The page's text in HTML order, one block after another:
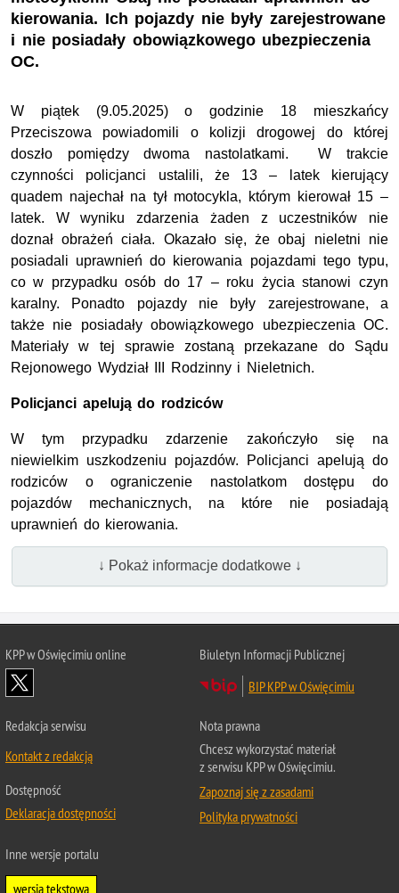
kierowania. Ich pojazdy nie były zarejestrowane
i nie posiadały obowiązkowego ubezpieczenia
OC.
W piątek (9.05.2025) o godzinie 18 mieszkańcy
Przeciszowa powiadomili o kolizji drogowej do której
doszło pomiędzy dwoma nastolatkami. W trakcie
czynności policjanci ustalili, że 13 – latek kierujący
quadem najechał na tył motocykla, którym kierował 15 –
latek. W wyniku zdarzenia żaden z uczestników nie
doznał obrażeń ciała. Okazało się, że obaj nieletni nie
posiadali uprawnień do kierowania pojazdami tego typu,
co w przypadku osób do 17 – roku życia stanowi czyn
karalny. Ponadto pojazdy nie były zarejestrowane, a
także nie posiadały obowiązkowego ubezpieczenia OC.
Materiały w tej sprawie zostaną przekazane do Sądu
Rejonowego Wydział III Rodzinny i Nieletnich.
Policjanci apelują do rodziców
W tym przypadku zdarzenie zakończyło się na
niewielkim uszkodzeniu pojazdów. Policjanci apelują do
rodziców o ograniczenie nastolatkom dostępu do
pojazdów mechanicznych, na które nie posiadają
uprawnień do kierowania.
↓ Pokaż informacje dodatkowe ↓
KPP w Oświęcimiu online
Biuletyn Informacji Publicznej
BIP KPP w Oświęcimiu
Redakcja serwisu
Kontakt z redakcją
Dostępność
Deklaracja dostępności
Nota prawna
Chcesz wykorzystać materiał
z serwisu KPP w Oświęcimiu.
Zapoznaj się z zasadami
Polityka prywatności
Inne wersje portalu
wersja tekstowa